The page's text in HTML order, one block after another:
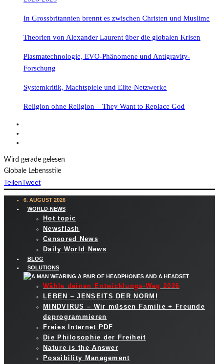
In Grossbritannien brennt es zwischen Christen und Muslime
Theorien von Alexander Laurent über die globalen Krisen
Plasmatechnologie, EVO-Phänomene und Antigravity-
Forschung
Systemkritik, Machtspiele und Elite-Netzwerke
Religion ohne Religion – They Want to Replace God
Wird gerade gelesen
Globale Lebensstile
TeilenTweet
6. AUGUST 2026
WORLD-NEWS
Hot topic
Newsflash
Censored News
Daily World News
BLOG
SOLUTIONS
Wähle deinen Entwicklungs-Weg 2026
LEBEN – JENSEITS DER NORM!
MINDVIRUS – Wir müssen Familie + Freunde
deprogrammieren
Freies Internet PDF
Die Philosophie der Freiheit
Nature is the Answer
Possibility Management